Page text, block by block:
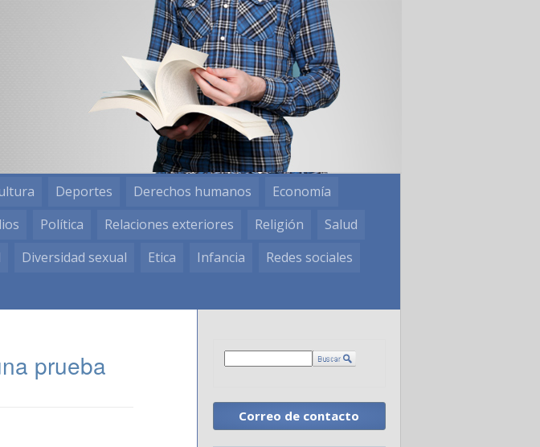
Deportes Derechos humanos
Economía
Política Relaciones exteriores Religión
Salud
Diversidad sexual Etica Infancia
Redes sociales
prueba
Correo de contacto